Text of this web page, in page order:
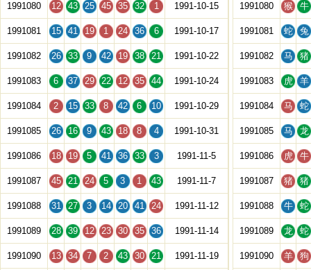
1991080 12 43 25 45 35 32 1 1991-10-15
1991081 15 41 19 1 24 36 6 1991-10-17
1991082 26 33 9 42 19 38 21 1991-10-22
1991083 6 37 29 22 12 35 44 1991-10-24
1991084 2 15 33 8 42 6 10 1991-10-29
1991085 26 16 9 43 18 8 4 1991-10-31
1991086 18 19 5 41 36 33 3 1991-11-5
1991087 45 21 24 5 3 1 43 1991-11-7
1991088 31 27 3 14 20 41 24 1991-11-12
1991089 28 39 12 23 30 35 36 1991-11-14
1991090 13 34 7 2 43 30 21 1991-11-19
1991080 猴 牛
1991081 蛇 兔
1991082 马 猪
1991083 虎 羊
1991084 马 蛇
1991085 马 龙
1991086 虎 牛
1991087 猪 猪
1991088 牛 蛇
1991089 龙 蛇
1991090 羊 狗